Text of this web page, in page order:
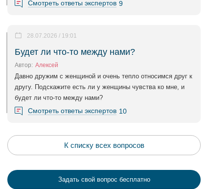
Смотреть ответы экспертов 9
Будет ли что-то между нами?
28.07.2026 / 19:01
Автор: Алексей
Давно дружим с женщиной и очень тепло относимся друг к
другу. Подскажите есть ли у женщины чувства ко мне, и
будет ли что-то между нами?
Смотреть ответы экспертов 10
К списку всех вопросов
Задать свой вопрос бесплатно